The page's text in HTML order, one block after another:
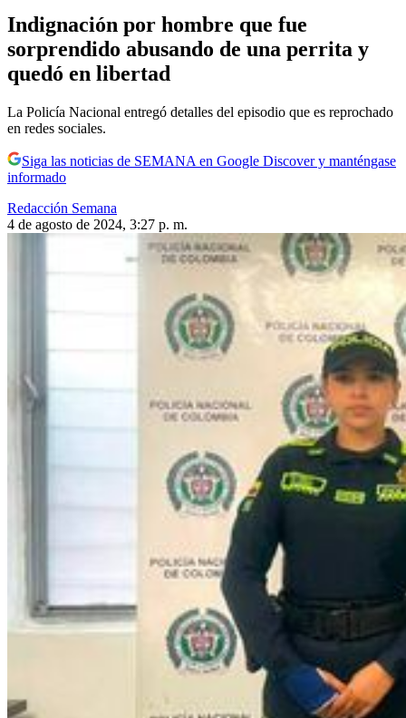
Indignación por hombre que fue
sorprendido abusando de una perrita y
quedó en libertad
La Policía Nacional entregó detalles del episodio que es reprochado
en redes sociales.
Siga las noticias de SEMANA en Google Discover y manténgase
informado
Redacción Semana
4 de agosto de 2024, 3:27 p. m.